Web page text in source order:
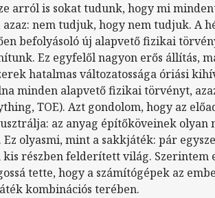
arról is sokat tudunk, hogy mi
nem tudjuk, hogy nem tudjuk. A
befolyásoló új alapvető fizikai
Ez egyfelől nagyon erős állítás,
hatalmas változatossága óriási
minden alapvető fizikai törvényt,
TOE). Azt gondolom, hogy az
az anyag építőköveinek olyan
olyasmi, mint a sakkjáték: pár
részben felderített világ. Szerintem
tette, hogy a számítógépek az
kombinációs terében.